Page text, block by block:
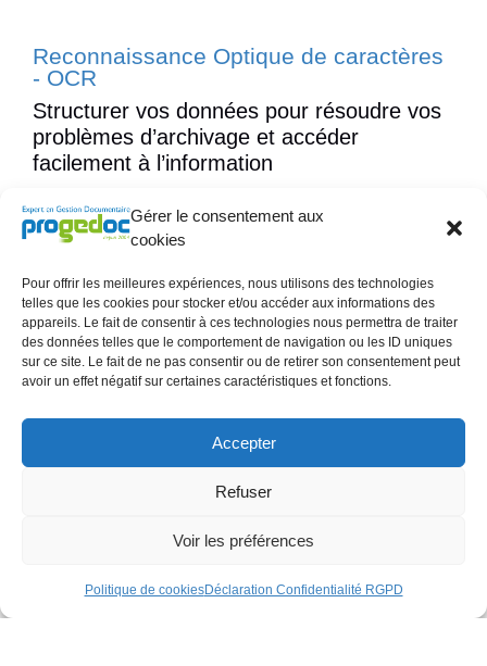
Gérer le consentement aux
cookies
Pour offrir les meilleures expériences, nous utilisons des technologies
telles que les cookies pour stocker et/ou accéder aux informations des
appareils. Le fait de consentir à ces technologies nous permettra de traiter
des données telles que le comportement de navigation ou les ID uniques
sur ce site. Le fait de ne pas consentir ou de retirer son consentement peut
avoir un effet négatif sur certaines caractéristiques et fonctions.
Accepter
Refuser
Voir les préférences
Politique de cookiesDéclaration Confidentialité RGPD
Reconnaissance Optique de caractères
- OCR
Structurer vos données pour résoudre vos
problèmes d’archivage et accéder
facilement à l’information
Notre capacité de traitements combinée au
développement de solutions informatiques, nous
exploiter la valeur ajoutée de vos données.
Traitement des images : découpe, cadrage,
détourage, formatage
Traitement automatisé de contenu : RAD / LAD /
Indexation manuelle, semi-automatique et
automatique : nommage de fichiers
Traitement des données : saisie simple, double
Constitution de bases de données : intégration,
fichiers